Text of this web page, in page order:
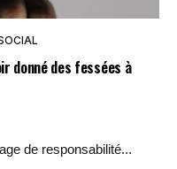
donné des fessées à
de responsabilité...